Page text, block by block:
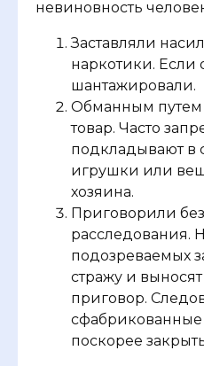
невиновность
Заставляли
наркотики. Если
шантажировали.
Обманным путем
товар. Часто
подкладывают в
игрушки или
хозяина.
Приговорили
расследования.
подозреваемых
стражу и
приговор.
поскорее